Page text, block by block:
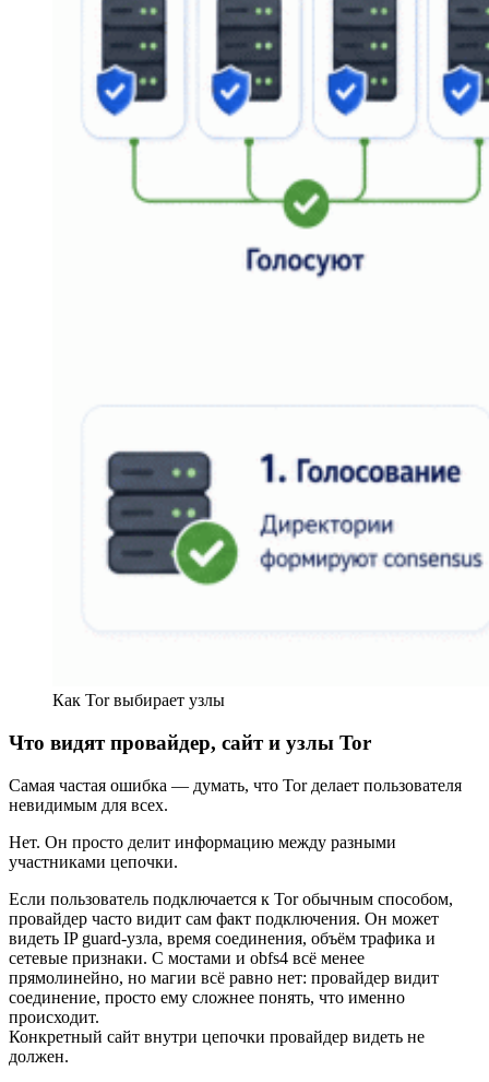
Как Tor выбирает узлы
Что видят провайдер, сайт и узлы Tor
Самая частая ошибка — думать, что Tor делает пользователя
невидимым для всех.
Нет. Он просто делит информацию между разными
участниками цепочки.
Если пользователь подключается к Tor обычным способом,
провайдер часто видит сам факт подключения. Он может
видеть IP guard-узла, время соединения, объём трафика и
сетевые признаки. С мостами и obfs4 всё менее
прямолинейно, но магии всё равно нет: провайдер видит
соединение, просто ему сложнее понять, что именно
происходит.
Конкретный сайт внутри цепочки провайдер видеть не
должен.